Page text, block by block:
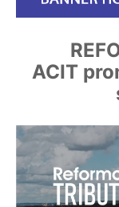
ACIT